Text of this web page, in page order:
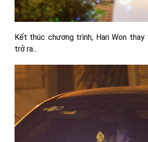
Kết thúc chương trình, Hari Won thay
trở ra...